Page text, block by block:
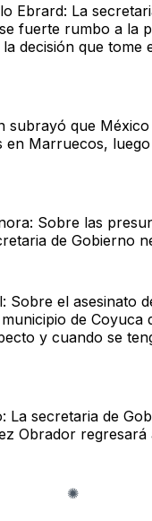
Ebrard: La
fuerte rumbo a la
decisión que tome
subrayó que
en Marruecos,
Sobre las
de Gobierno
Sobre el asesinato
de Coyuca
y cuando se
La secretaria de
Obrador regresará